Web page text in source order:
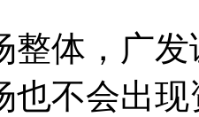
体，广发
也不会出